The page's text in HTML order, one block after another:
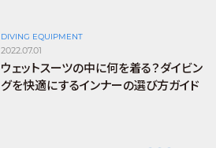
DIVING EQUIPMENT
2022.07.01
ウェットスーツの中に何を着る？ダイビン
グを快適にするインナーの選び方ガイド